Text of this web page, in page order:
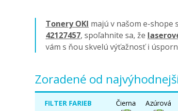
Tonery OKI majú v našom e-shope
42127457, spoľahnite sa, že
vám s ňou skvelú výťažnosť i
Zoradené od
FILTER FARIEB Čierna Azúrová